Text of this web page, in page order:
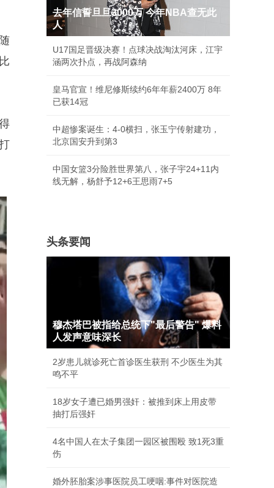
去年信誓旦旦3000万 今年NBA查无此
人
U17国足晋级决赛！点球决战淘汰河床，江宇
涵两次扑点，再战阿森纳
皇马官宣！维尼修斯续约6年年薪2400万 8年
已获14冠
中超惨案诞生：4-0横扫，张玉宁传射建功，
北京国安升到第3
中国女篮3分险胜世界第八，张子宇24+11内
线无解，杨舒予12+6王思雨7+5
头条要闻
穆杰塔巴被指给总统下"最后警告" 爆料
人发声意味深长
2岁患儿就诊死亡首诊医生获刑 不少医生为其
鸣不平
18岁女子遭已婚男强奸：被推到床上用皮带
抽打后强奸
4名中国人在太子集团一园区被围殴 致1死3重
伤
婚外胚胎案涉事医院员工哽咽:事件对医院造